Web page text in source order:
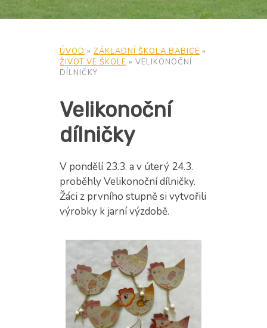
ÚVOD » ZÁKLADNÍ ŠKOLA BABICE »
ŽIVOT VE ŠKOLE » VELIKONOČNÍ
DÍLNIČKY
Velikonoční
dílničky
V pondělí 23.3. a v úterý 24.3.
proběhly Velikonoční dílničky.
Žáci z prvního stupně si vytvořili
výrobky k jarní výzdobě.